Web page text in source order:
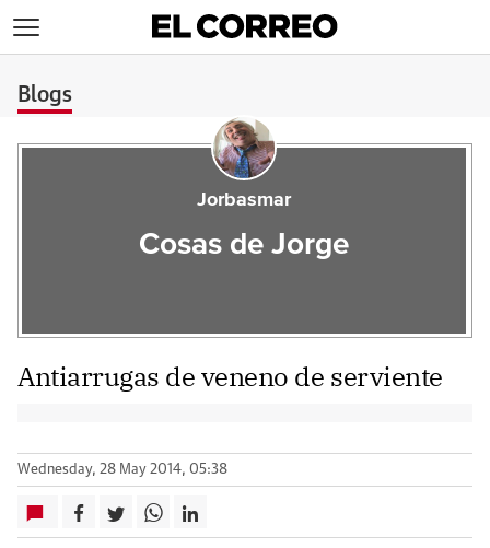
Blogs
Jorbasmar
Cosas de Jorge
Antiarrugas de veneno de serviente
Wednesday, 28 May 2014, 05:38